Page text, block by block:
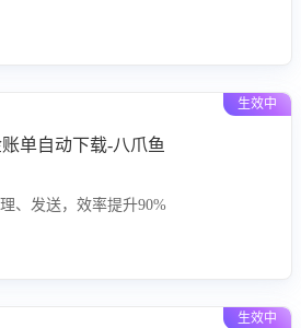
同时全面评估客服团队政策解读准确
生效中
单自动下载-八爪鱼
、发送，效率提升90%
生效中